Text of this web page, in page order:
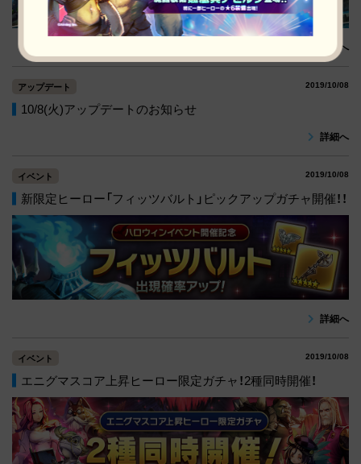
詳細へ
アップデート 2019/10/08
10/8(火)アップデートのお知らせ
詳細へ
イベント 2019/10/08
新限定ヒーロー「フィッツバルト」ピックアップガチャ開催！！
詳細へ
イベント 2019/10/08
エニグマスコア上昇ヒーロー限定ガチャ！2種同時開催！